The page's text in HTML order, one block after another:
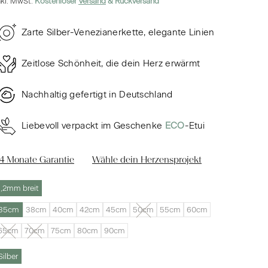
Zarte Silber-Venezianerkette, elegante Linien
Zeitlose Schönheit, die dein Herz erwärmt
Nachhaltig gefertigt in Deutschland
Liebevoll verpackt im Geschenke ECO-Etui
Monate Garantie Wähle dein Herzensprojekt
breit
38cm 40cm 42cm 45cm 50cm 55cm 60cm
70cm 75cm 80cm 90cm